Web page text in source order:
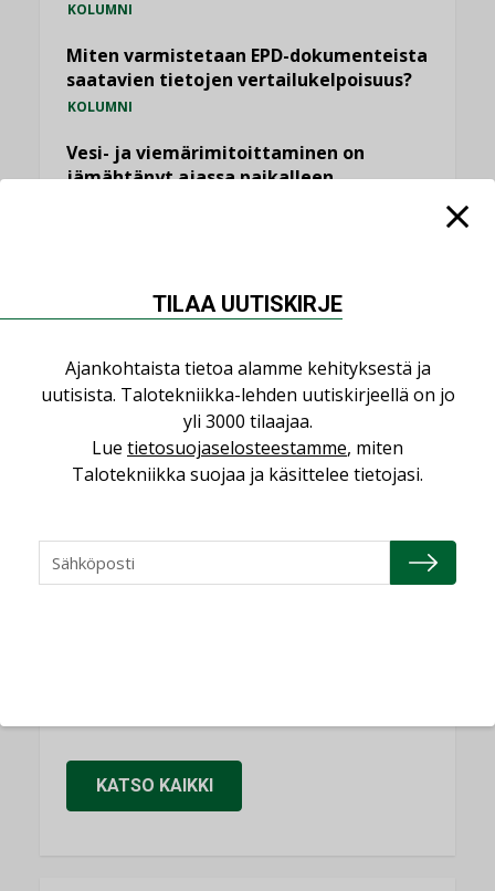
KOLUMNI
Miten varmistetaan EPD-dokumenteista
saatavien tietojen vertailukelpoisuus?
KOLUMNI
Vesi- ja viemärimitoittaminen on
jämähtänyt ajassa paikalleen
NIMITYKSET
Consti
Refair
NIMITYKSET
KATSO KAIKKI
TILAA UUTISKIRJE
Ajankohtaista tietoa alamme kehityksestä ja
uutisista. Talotekniikka-lehden uutiskirjeellä on jo
yli 3000 tilaajaa.
Lue tietosuojaselosteestamme, miten
Talotekniikka suojaa ja käsittelee tietojasi.